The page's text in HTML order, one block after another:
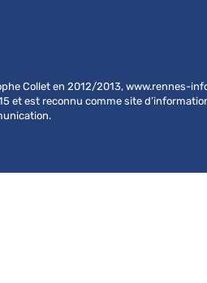
Collet en 2012/2013, www.rennes-
et est reconnu comme site